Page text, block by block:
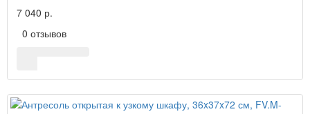
7 040 р.
0 отзывов